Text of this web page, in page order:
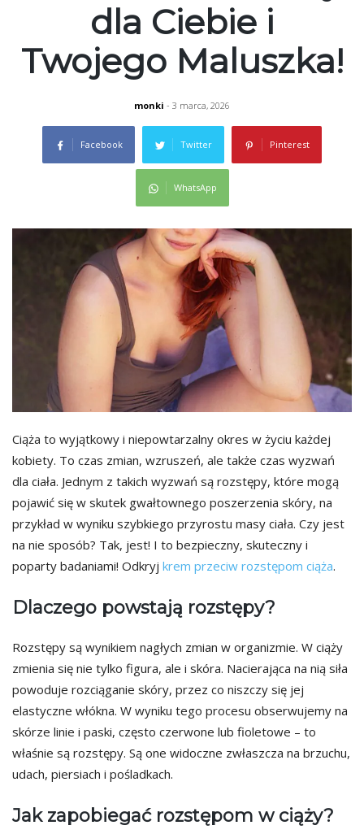
dla Ciebie i
Twojego Maluszka!
monki - 3 marca, 2026
Facebook Twitter Pinterest
WhatsApp
Ciąża to wyjątkowy i niepowtarzalny okres w życiu każdej
kobiety. To czas zmian, wzruszeń, ale także czas wyzwań
dla ciała. Jednym z takich wyzwań są rozstępy, które mogą
pojawić się w skutek gwałtownego poszerzenia skóry, na
przykład w wyniku szybkiego przyrostu masy ciała. Czy jest
na nie sposób? Tak, jest! I to bezpieczny, skuteczny i
poparty badaniami! Odkryj krem przeciw rozstępom ciąża.
Dlaczego powstają rozstępy?
Rozstępy są wynikiem nagłych zmian w organizmie. W ciąży
zmienia się nie tylko figura, ale i skóra. Nacierająca na nią siła
powoduje rozciąganie skóry, przez co niszczy się jej
elastyczne włókna. W wyniku tego procesu obserwujemy na
skórze linie i paski, często czerwone lub fioletowe – to
właśnie są rozstępy. Są one widoczne zwłaszcza na brzuchu,
udach, piersiach i pośladkach.
Jak zapobiegać rozstępom w ciąży?